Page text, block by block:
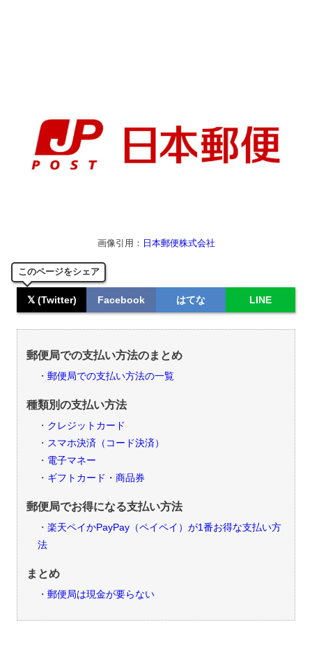
画像引用： 日本郵便株式会社
このページをシェア
𝕏 (Twitter) Facebook はてな LINE
郵便局での支払い方法のまとめ
郵便局での支払い方法の一覧
種類別の支払い方法
クレジットカード
スマホ決済（コード決済）
電子マネー
ギフトカード・商品券
郵便局でお得になる支払い方法
楽天ペイかPayPay（ペイペイ）が1番お得な支払い方
法
まとめ
郵便局は現金が要らない